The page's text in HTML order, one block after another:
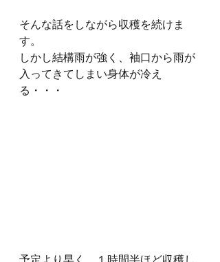
そんな話をしながら収穫を続けま
す。
しかし結構雨が強く、袖口から雨が
入ってきてしまい身体が冷え
る・・・